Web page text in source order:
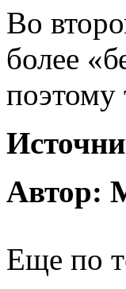
Во
более
поэтому
Автор:
Еще по